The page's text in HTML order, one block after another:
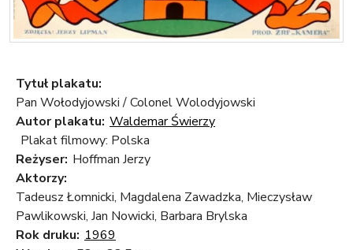
Tytuł plakatu:
Pan Wołodyjowski / Colonel Wolodyjowski
Autor plakatu: Waldemar Świerzy
Plakat filmowy: Polska
Reżyser: Hoffman Jerzy
Aktorzy:
Tadeusz Łomnicki, Magdalena Zawadzka, Mieczysław
Pawlikowski, Jan Nowicki, Barbara Brylska
Rok druku: 1969